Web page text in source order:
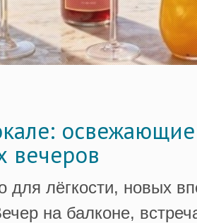
вечеров
для лёгкости, новых
на балконе,